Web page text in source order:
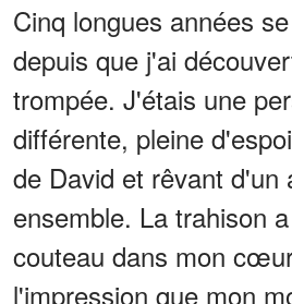
Cinq longues années
depuis que j'ai
trompée. J'étais une
différente, pleine
de David et rêvant d'un
ensemble. La trahison
couteau dans mon
l'impression que mon